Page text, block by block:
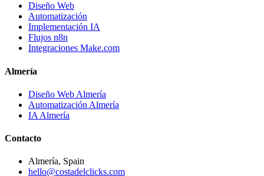
Diseño Web
Automatización
Implementación IA
Flujos n8n
Integraciones Make.com
Almería
Diseño Web Almería
Automatización Almería
IA Almería
Contacto
Almería, Spain
hello@costadelclicks.com